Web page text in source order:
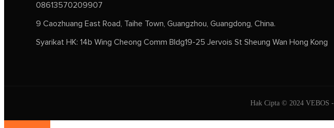
08613570209907
9 Caozhuang East Road, Taihe Town, Guangzhou, Guangdong, China.
Syarikat HK: 14b Wing Cheong Comm Bldg19-25 Jervois St Sheung Wan Hong Kong
Hak Cipta © 2024 VEBOS -